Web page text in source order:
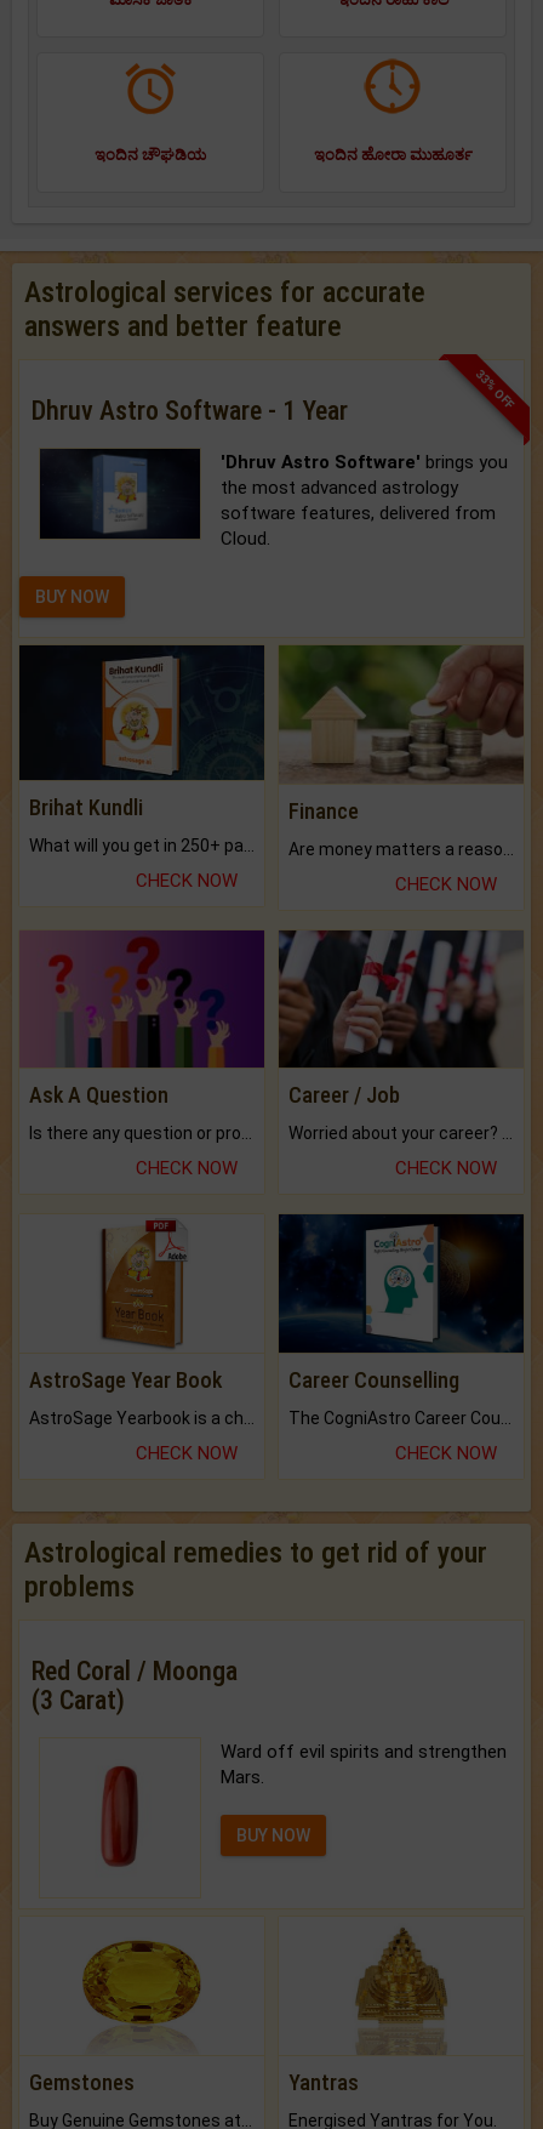
ಇಂದಿನ ಚೌಘಡಿಯ ಇಂದಿನ ಹೋರಾ ಮುಹೂರ್ತ
Astrological services for accurate
answers and better feature
33% OFF
Dhruv Astro Software - 1 Year
'Dhruv Astro Software' brings you
the most advanced astrology
software features, delivered from
Cloud.
BUY NOW
Brihat Kundli
CHECK NOW
Finance
CHECK NOW
Ask A Question
CHECK NOW
Career / Job
CHECK NOW
AstroSage Year Book
CHECK NOW
Career Counselling
CHECK NOW
Astrological remedies to get rid of your
problems
Red Coral / Moonga
(3 Carat)
Ward off evil spirits and strengthen
Mars.
BUY NOW
Gemstones Yantras
Energised Yantras for You.